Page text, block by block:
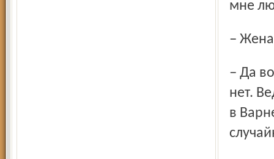
мне
–
– Да вот она, в машине сидит, стесняется. Детей у нас пока
нет.
в